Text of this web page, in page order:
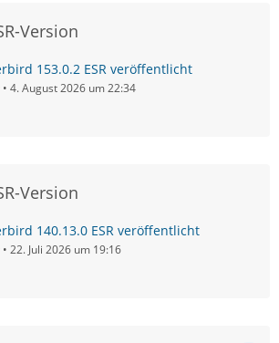
Version
153.0.2 ESR veröffentlicht
4. August 2026 um 22:34
Version
140.13.0 ESR veröffentlicht
22. Juli 2026 um 19:16